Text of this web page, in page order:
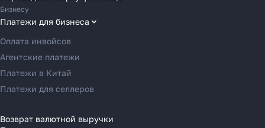
Переводы в Великобританию
Переводы в Грецию
Переводы в Германию
Переводы в Ирландию
Переводы в Испанию
Переводы в Италию
Переводы в Латвию
Бизнесу
Платежи для бизнеса
Оплата инвойсов
Агентские платежи
Платежи в Китай
Платежи для селлеров
Возврат валютной выручки
Как перевести деньги
за 2 часа вместо 120
уступили место платёжным